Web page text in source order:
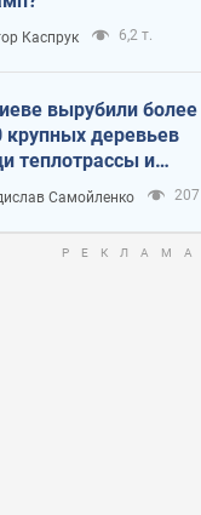
Каспрук 6,2 т.
вырубили более
крупных деревьев
теплотрассы и
Генплану
Самойленко 207